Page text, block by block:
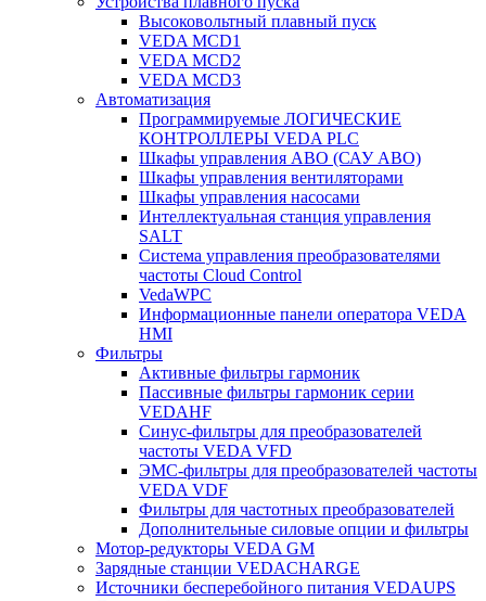
Высоковольтный плавный пуск
VEDA MCD1
VEDA MCD2
VEDA MCD3
Автоматизация
Программируемые ЛОГИЧЕСКИЕ
КОНТРОЛЛЕРЫ VEDA PLC
Шкафы управления АВО (САУ АВО)
Шкафы управления вентиляторами
Шкафы управления насосами
Интеллектуальная станция управления
SALT
Система управления преобразователями
частоты Cloud Control
VedaWPC
Информационные панели оператора VEDA
HMI
Фильтры
Активные фильтры гармоник
Пассивные фильтры гармоник серии
VEDAHF
Синус-фильтры для преобразователей
частоты VEDA VFD
ЭМС-фильтры для преобразователей частоты
VEDA VDF
Фильтры для частотных преобразователей
Дополнительные силовые опции и фильтры
Мотор-редукторы VEDA GM
Зарядные станции VEDACHARGE
Источники бесперебойного питания VEDAUPS